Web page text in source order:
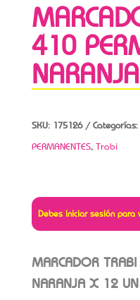
410
SKU: 175126 Categorías:
PERMANENTES, Trabi
Debes iniciar sesión para
MARCADOR
NARANJA X 12 UN